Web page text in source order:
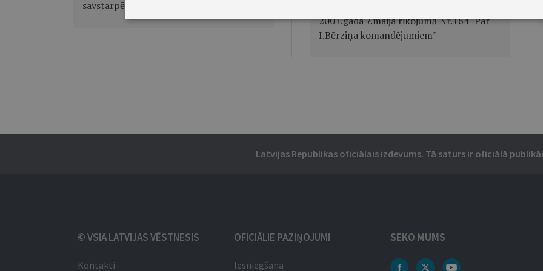
savstarpējas simpātijas"
2001.gada 7.maija rīkojumā Nr.164 "Par
I.Bērziņa komandējumiem"
Latvijas Republikas oficiālais izdevums. Tā saturs ir oficiālā
© VSIA LATVIJAS VĒSTNESIS
Kontakti
OFICIĀLIE PAZIŅOJUMI
Iesniegšana
SEKO MUMS